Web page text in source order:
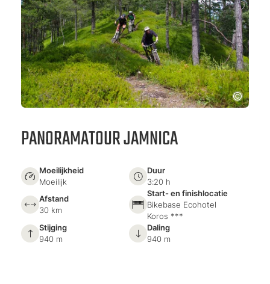
PANORAMATOUR JAMNICA
Moeilijkheid
Moeilijk
Duur
3:20 h
Afstand
30 km
Start- en finishlocatie
Bikebase Ecohotel
Koros ***
Stijging
940 m
Daling
940 m